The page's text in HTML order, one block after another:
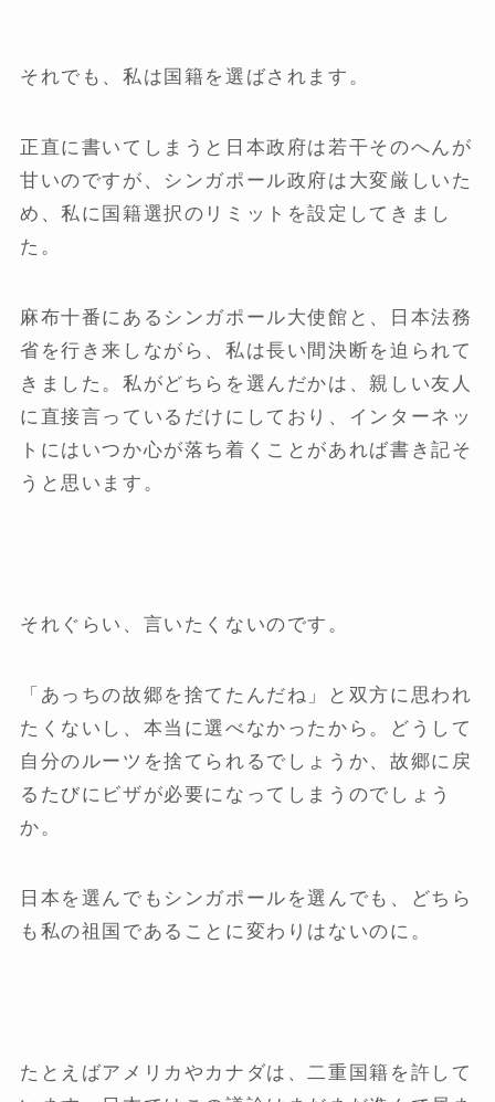
それでも、私は国籍を選ばされます。
正直に書いてしまうと日本政府は若干そのへんが
甘いのですが、シンガポール政府は大変厳しいた
め、私に国籍選択のリミットを設定してきまし
た。
麻布十番にあるシンガポール大使館と、日本法務
省を行き来しながら、私は長い間決断を迫られて
きました。私がどちらを選んだかは、親しい友人
に直接言っているだけにしており、インターネッ
トにはいつか心が落ち着くことがあれば書き記そ
うと思います。
それぐらい、言いたくないのです。
「あっちの故郷を捨てたんだね」と双方に思われ
たくないし、本当に選べなかったから。どうして
自分のルーツを捨てられるでしょうか、故郷に戻
るたびにビザが必要になってしまうのでしょう
か。
日本を選んでもシンガポールを選んでも、どちら
も私の祖国であることに変わりはないのに。
たとえばアメリカやカナダは、二重国籍を許して